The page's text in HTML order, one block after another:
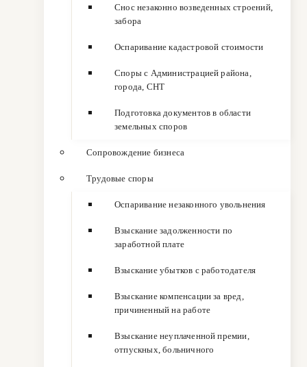
Снос незаконно возведенных строений,
забора
Оспаривание кадастровой стоимости
Споры с Администрацией района,
города, СНТ
Подготовка документов в области
земельных споров
Сопровождение бизнеса
Трудовые споры
Оспаривание незаконного увольнения
Взыскание задолженности по
заработной плате
Взыскание убытков с работодателя
Взыскание компенсации за вред,
причиненный на работе
Взыскание неуплаченной премии,
отпускных, больничного